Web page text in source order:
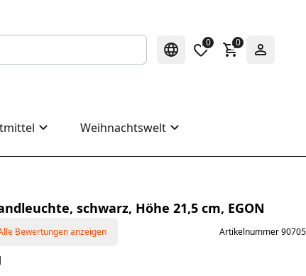
0 0
Weihnachtswelt
schwarz, Höhe 21,5 cm, EGON
Bewertungen anzeigen Artikelnummer 90705